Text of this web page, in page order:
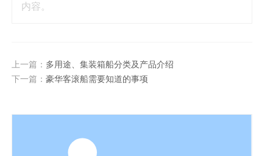
内容。
上一篇： 多用途、集装箱船分类及产品介绍
下一篇：豪华客滚船需要知道的事项